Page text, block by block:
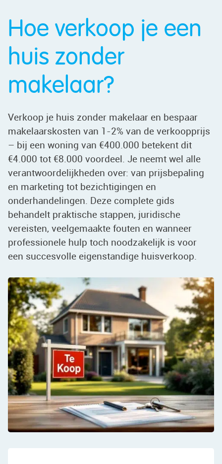
Hoe verkoop je een
huis zonder
makelaar?
Verkoop je huis zonder makelaar en bespaar
makelaarskosten van 1-2% van de verkoopprijs
– bij een woning van €400.000 betekent dit
€4.000 tot €8.000 voordeel. Je neemt wel alle
verantwoordelijkheden over: van prijsbepaling
en marketing tot bezichtigingen en
onderhandelingen. Deze complete gids
behandelt praktische stappen, juridische
vereisten, veelgemaakte fouten en wanneer
professionele hulp toch noodzakelijk is voor
een succesvolle eigenstandige huisverkoop.